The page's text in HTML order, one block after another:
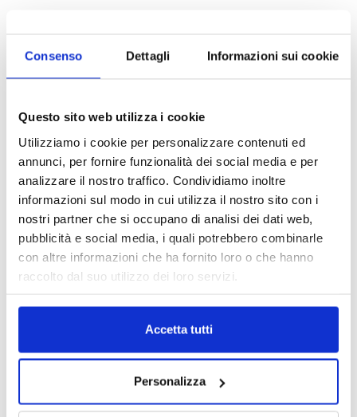
Consenso Dettagli Informazioni sui cookie
Questo sito web utilizza i cookie
Utilizziamo i cookie per personalizzare contenuti ed
annunci, per fornire funzionalità dei social media e per
analizzare il nostro traffico. Condividiamo inoltre
informazioni sul modo in cui utilizza il nostro sito con i
nostri partner che si occupano di analisi dei dati web,
pubblicità e social media, i quali potrebbero combinarle
con altre informazioni che ha fornito loro o che hanno
raccolto dal suo utilizzo dei loro servizi.
Accetta tutti
Personalizza